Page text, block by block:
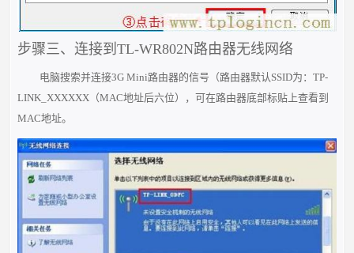
步骤三、连接到TL-WR802N路由器无线网络
电脑搜索并连接3G Mini路由器的信号（路由器默认SSID为：TP-
LINK_XXXXXX（MAC地址后六位），可在路由器底部标贴上查看到
MAC地址。